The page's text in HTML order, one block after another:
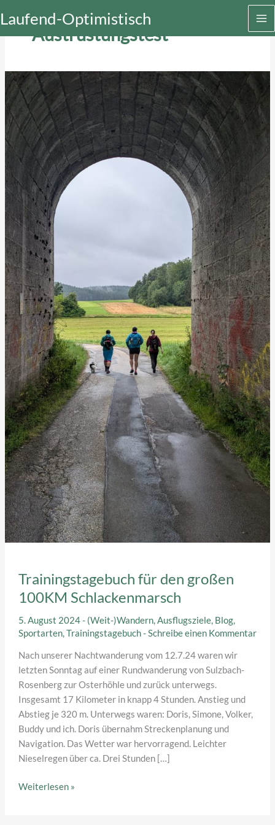
Inhalt
springen
Laufend-Optimistisch
Austrüstungstest
Trainingstagebuch für den großen
100KM Schlackenmarsch
5. August 2024- (Weit-)Wandern,Ausflugsziele, Blog,
Sportarten,Trainingstagebuch-Schreibe einen Kommentar
Nach unserer Nachtwanderung vom 12.7.24 waren wir
letzten Sonntag auf einer Rundwanderung von Sulzbach-
Rosenberg zur Osterhöhle und zurück unterwegs.
Insgesamt 17 Kilometer in knapp 4 Stunden. Anstieg und
Abstieg je 320 m. Unterwegs waren: Doris, Simone, Volker,
Buddy und ich. Doris übernahm Streckenplanung und
Navigation. Das Wetter war hervorragend. Leichter
Nieselregen über ca. Drei Stunden […]
Trainingstagebuch
Weiterlesen »